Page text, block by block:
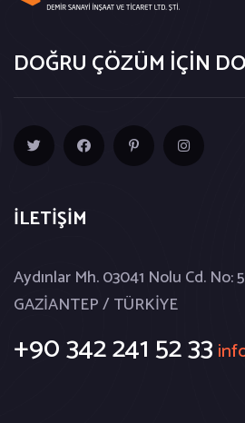
DOĞRU ÇÖZÜM İÇİN
İLETİŞİM
Aydınlar Mh. 03041 Nolu Cd. No:
GAZİANTEP / TÜRKİYE
+90 342 241 52 33